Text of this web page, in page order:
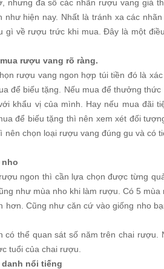
nhưng đa số các nhãn rượu vang giá
hiện nay. Nhất là tránh xa các
gì về rượu trức khi mua. Đây là một
rượu vang rõ ràng.
rượu vang ngon hợp túi tiền đó là
để biếu tặng. Nếu mua để thưởng
khẩu vị của mình. Hay nếu mua đãi
để biếu tặng thì nên xem xét đối
chọn loại rượu vang đúng gu và có
nho
ngon thì cần lựa chọn được từng
như mùa nho khi làm rượu. Có 5
hơn. Cũng như căn cứ vào giống nho
có thể quan sát số năm trên chai
tuổi của chai rượu.
nổi tiếng